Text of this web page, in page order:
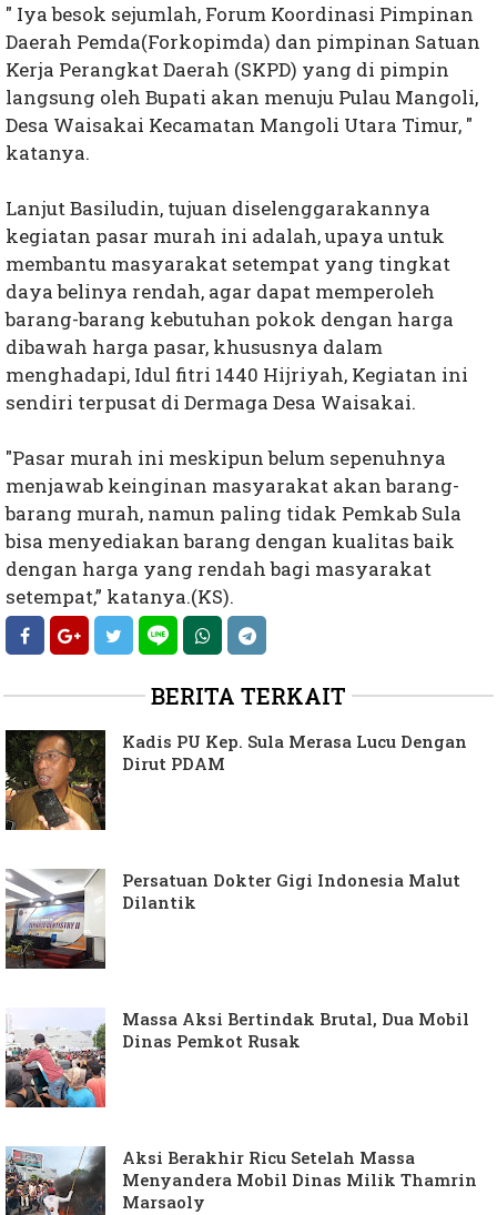
" Iya besok sejumlah, Forum Koordinasi Pimpinan
Daerah Pemda(Forkopimda) dan pimpinan Satuan
Kerja Perangkat Daerah (SKPD) yang di pimpin
langsung oleh Bupati akan menuju Pulau Mangoli,
Desa Waisakai Kecamatan Mangoli Utara Timur, "
katanya.
Lanjut Basiludin, tujuan diselenggarakannya
kegiatan pasar murah ini adalah, upaya untuk
membantu masyarakat setempat yang tingkat
daya belinya rendah, agar dapat memperoleh
barang-barang kebutuhan pokok dengan harga
dibawah harga pasar, khususnya dalam
menghadapi, Idul fitri 1440 Hijriyah, Kegiatan ini
sendiri terpusat di Dermaga Desa Waisakai.
"Pasar murah ini meskipun belum sepenuhnya
menjawab keinginan masyarakat akan barang-
barang murah, namun paling tidak Pemkab Sula
bisa menyediakan barang dengan kualitas baik
dengan harga yang rendah bagi masyarakat
setempat,” katanya.(KS).
BERITA TERKAIT
Kadis PU Kep. Sula Merasa Lucu Dengan
Dirut PDAM
Persatuan Dokter Gigi Indonesia Malut
Dilantik
Massa Aksi Bertindak Brutal, Dua Mobil
Dinas Pemkot Rusak
Aksi Berakhir Ricu Setelah Massa
Menyandera Mobil Dinas Milik Thamrin
Marsaoly